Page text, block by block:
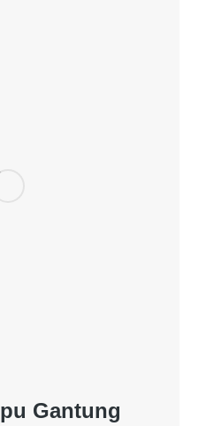
Gantung